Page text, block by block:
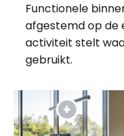
Functionele
afgestemd op de
activiteit stelt
gebruikt.